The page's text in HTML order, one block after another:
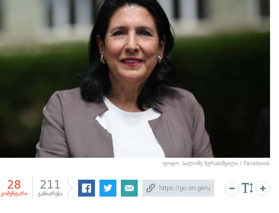
ფოტო: სალომე ზურაბიშვილი / Facebook
28
კომენტარი
211
გაზიარება